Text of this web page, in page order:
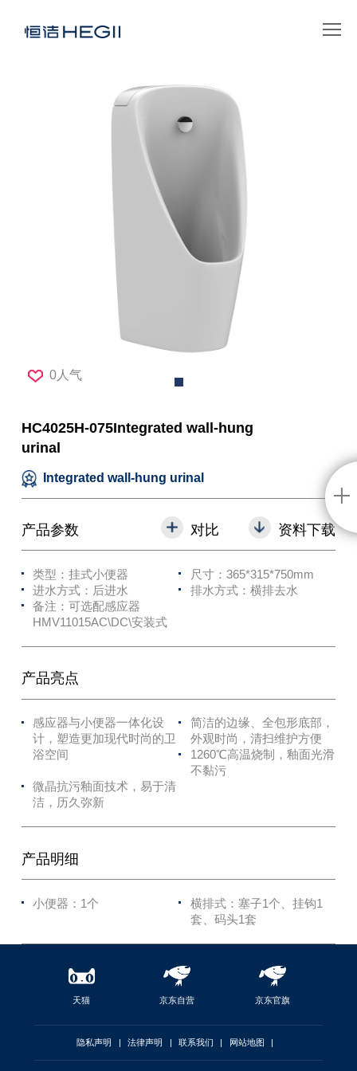
0人气
HC4025H-075Integrated wall-hung
urinal
Integrated wall-hung urinal
产品参数 资料下载
对比
类型：挂式小便器
尺寸：365*315*750mm
进水方式：后进水
排水方式：横排去水
备注：可选配感应器
HMV11015AC\DC\安装式
产品亮点
感应器与小便器一体化设
计，塑造更加现代时尚的卫
浴空间
简洁的边缘、全包形底部，
外观时尚，清扫维护方便
1260℃高温烧制，釉面光滑
不黏污
微晶抗污釉面技术，易于清
洁，历久弥新
产品明细
小便器：1个
横排式：塞子1个、挂钩1
套、码头1套
天猫 京东自营 京东官旗
隐私声明 | 法律声明 | 联系我们 | 网站地图 |